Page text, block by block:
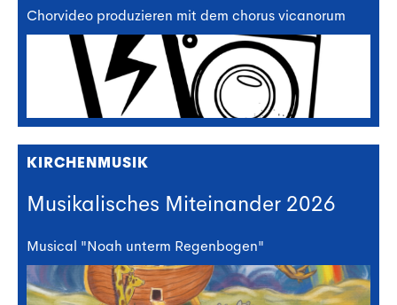
Chorvideo produzieren mit dem chorus vicanorum
KIRCHENMUSIK
Musikalisches Miteinander 2026
Musical "Noah unterm Regenbogen"